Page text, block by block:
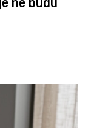
ne budu